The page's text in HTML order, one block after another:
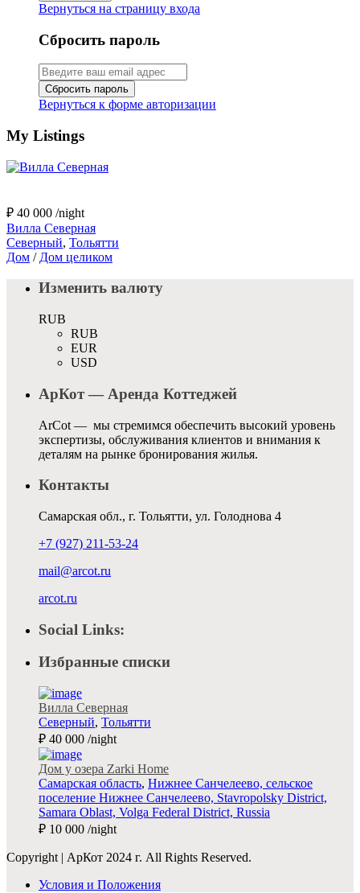
Вернуться на страницу входа
Сбросить пароль
Сбросить пароль
Вернуться к форме авторизации
My Listings
₽ 40 000 /night
Вилла Северная
Северный, Тольятти
Дом / Дом целиком
Изменить валюту
RUB
RUB
EUR
USD
АрКот — Аренда Коттеджей
ArCot — мы стремимся обеспечить высокий уровень
экспертизы, обслуживания клиентов и внимания к
деталям на рынке бронирования жилья.
Контакты
Самарская обл., г. Тольятти, ул. Голоднова 4
+7 (927) 211-53-24
mail@arcot.ru
arcot.ru
Social Links:
Избранные списки
Вилла Северная
Северный, Тольятти
₽ 40 000 /night
Дом у озера Zarki Home
Самарская область, Нижнее Санчелеево, сельское
поселение Нижнее Санчелеево, Stavropolsky District,
Samara Oblast, Volga Federal District, Russia
₽ 10 000 /night
Copyright | АрКот 2024 г. All Rights Reserved.
Условия и Положения